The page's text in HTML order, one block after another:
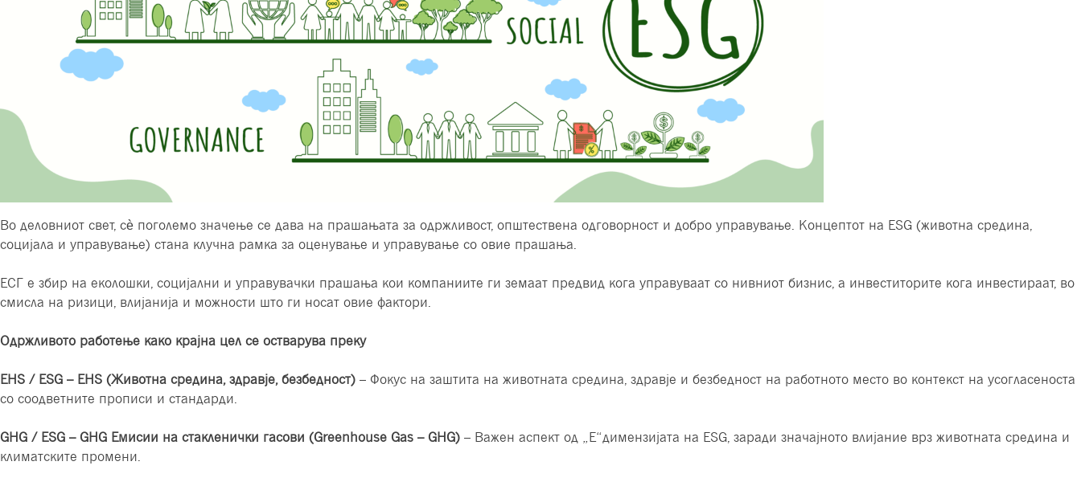
Во деловниот свет, сè поголемо значење се дава на прашањата за одржливост, општествена одговорност и добро управување. Концептот на ESG (животна средина,
социјала и управување) стана клучна рамка за оценување и управување со овие прашања.
ЕСГ е збир на еколошки, социјални и управувачки прашања кои компаниите ги земаат предвид кога управуваат со нивниот бизнис, а инвеститорите кога инвестираат, во
смисла на ризици, влијанија и можности што ги носат овие фактори.
Одржливото работење како крајна цел се остварува преку
EHS / ESG – EHS (Животна средина, здравје, безбедност) – Фокус на заштита на животната средина, здравје и безбедност на работното место во контекст на усогласеноста
со соодветните прописи и стандарди.
GHG / ESG – GHG Емисии на стакленички гасови (Greenhouse Gas – GHG) – Важен аспект од „Е“димензијата на ESG, заради значајното влијание врз животната средина и
климатските промени.